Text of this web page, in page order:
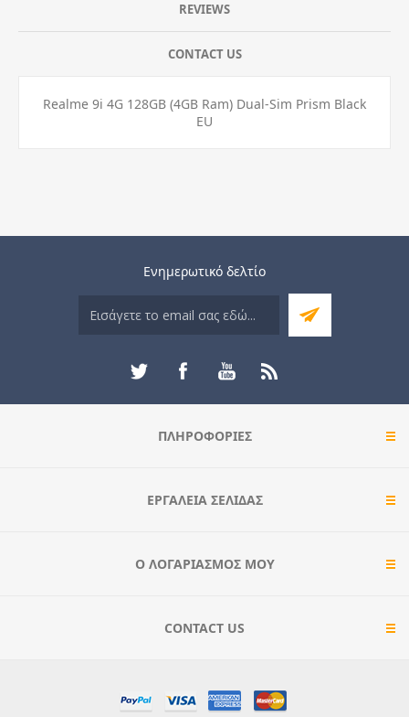
REVIEWS
CONTACT US
Realme 9i 4G 128GB (4GB Ram) Dual-Sim Prism Black
EU
Ενημερωτικό δελτίο
ΠΛΗΡΟΦΟΡΊΕΣ
ΕΡΓΑΛΕΊΑ ΣΕΛΊΔΑΣ
Ο ΛΟΓΑΡΙΑΣΜΌΣ ΜΟΥ
CONTACT US